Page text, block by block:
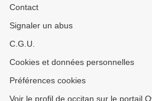
Contact
Signaler un abus
C.G.U.
Cookies et données personnelles
Préférences cookies
Voir le profil de occitan sur le portail